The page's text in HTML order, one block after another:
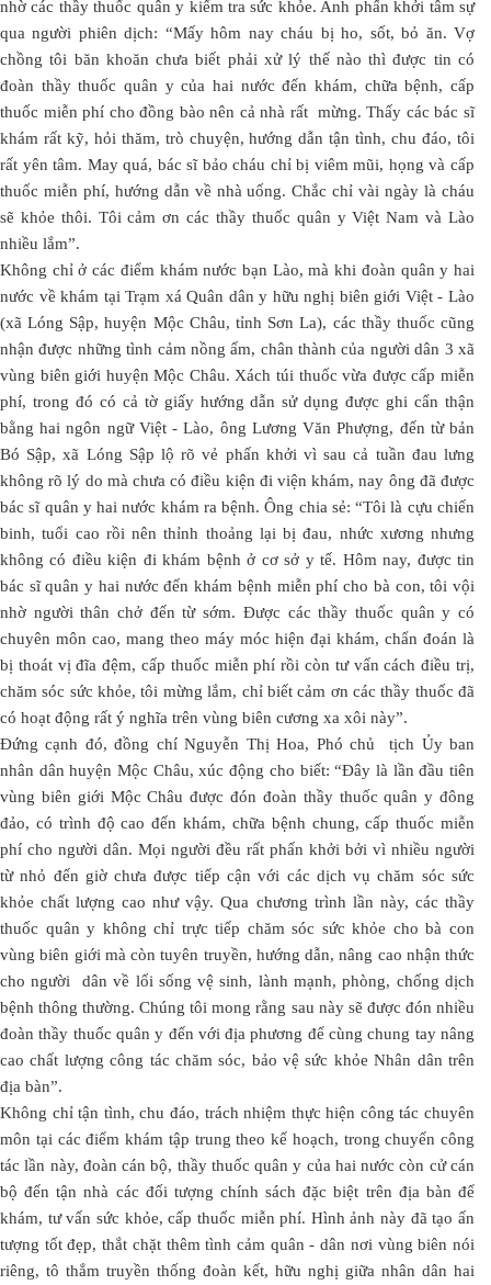
nhờ các thầy thuốc quân y kiểm tra sức khỏe. Anh phấn khởi tâm sự
qua người phiên dịch: “Mấy hôm nay cháu bị ho, sốt, bỏ ăn. Vợ
chồng tôi băn khoăn chưa biết phải xử lý thế nào thì được tin có
đoàn thầy thuốc quân y của hai nước đến khám, chữa bệnh, cấp
thuốc miễn phí cho đồng bào nên cả nhà rất mừng. Thấy các bác sĩ
khám rất kỹ, hỏi thăm, trò chuyện, hướng dẫn tận tình, chu đáo, tôi
rất yên tâm. May quá, bác sĩ bảo cháu chỉ bị viêm mũi, họng và cấp
thuốc miễn phí, hướng dẫn về nhà uống. Chắc chỉ vài ngày là cháu
sẽ khỏe thôi. Tôi cảm ơn các thầy thuốc quân y Việt Nam và Lào
nhiều lắm”.
Không chỉ ở các điểm khám nước bạn Lào, mà khi đoàn quân y hai
nước về khám tại Trạm xá Quân dân y hữu nghị biên giới Việt - Lào
(xã Lóng Sập, huyện Mộc Châu, tỉnh Sơn La), các thầy thuốc cũng
nhận được những tình cảm nồng ấm, chân thành của người dân 3 xã
vùng biên giới huyện Mộc Châu. Xách túi thuốc vừa được cấp miễn
phí, trong đó có cả tờ giấy hướng dẫn sử dụng được ghi cẩn thận
bằng hai ngôn ngữ Việt - Lào, ông Lương Văn Phượng, đến từ bản
Bó Sập, xã Lóng Sập lộ rõ vẻ phấn khởi vì sau cả tuần đau lưng
không rõ lý do mà chưa có điều kiện đi viện khám, nay ông đã được
bác sĩ quân y hai nước khám ra bệnh. Ông chia sẻ: “Tôi là cựu chiến
binh, tuổi cao rồi nên thỉnh thoảng lại bị đau, nhức xương nhưng
không có điều kiện đi khám bệnh ở cơ sở y tế. Hôm nay, được tin
bác sĩ quân y hai nước đến khám bệnh miễn phí cho bà con, tôi vội
nhờ người thân chở đến từ sớm. Được các thầy thuốc quân y có
chuyên môn cao, mang theo máy móc hiện đại khám, chẩn đoán là
bị thoát vị đĩa đệm, cấp thuốc miễn phí rồi còn tư vấn cách điều trị,
chăm sóc sức khỏe, tôi mừng lắm, chỉ biết cảm ơn các thầy thuốc đã
có hoạt động rất ý nghĩa trên vùng biên cương xa xôi này”.
Đứng cạnh đó, đồng chí Nguyễn Thị Hoa, Phó chủ tịch Ủy ban
nhân dân huyện Mộc Châu, xúc động cho biết: “Đây là lần đầu tiên
vùng biên giới Mộc Châu được đón đoàn thầy thuốc quân y đông
đảo, có trình độ cao đến khám, chữa bệnh chung, cấp thuốc miễn
phí cho người dân. Mọi người đều rất phấn khởi bởi vì nhiều người
từ nhỏ đến giờ chưa được tiếp cận với các dịch vụ chăm sóc sức
khỏe chất lượng cao như vậy. Qua chương trình lần này, các thầy
thuốc quân y không chỉ trực tiếp chăm sóc sức khỏe cho bà con
vùng biên giới mà còn tuyên truyền, hướng dẫn, nâng cao nhận thức
cho người dân về lối sống vệ sinh, lành mạnh, phòng, chống dịch
bệnh thông thường. Chúng tôi mong rằng sau này sẽ được đón nhiều
đoàn thầy thuốc quân y đến với địa phương để cùng chung tay nâng
cao chất lượng công tác chăm sóc, bảo vệ sức khỏe Nhân dân trên
địa bàn”.
Không chỉ tận tình, chu đáo, trách nhiệm thực hiện công tác chuyên
môn tại các điểm khám tập trung theo kế hoạch, trong chuyến công
tác lần này, đoàn cán bộ, thầy thuốc quân y của hai nước còn cử cán
bộ đến tận nhà các đối tượng chính sách đặc biệt trên địa bàn để
khám, tư vấn sức khỏe, cấp thuốc miễn phí. Hình ảnh này đã tạo ấn
tượng tốt đẹp, thắt chặt thêm tình cảm quân - dân nơi vùng biên nói
riêng, tô thắm truyền thống đoàn kết, hữu nghị giữa nhân dân hai